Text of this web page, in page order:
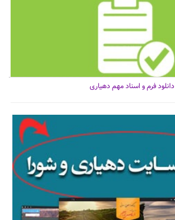
دانلود فرم و اسناد مهم دهیاری